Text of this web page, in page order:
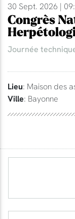
30 Sept. 2026 |
Congrès
Journée
Lieu: Maison des
Ville: Bayonne